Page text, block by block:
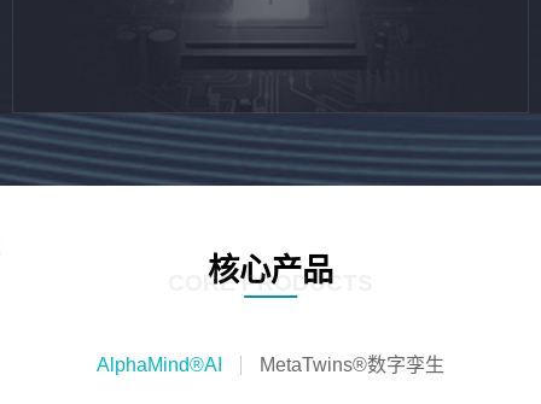
核心产品
CORE PRODUCTS
AlphaMind®AI MetaTwins®数字孪生